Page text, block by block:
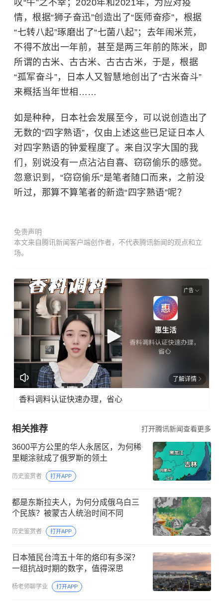
叹“牛”之不幸；2020年和2021年，为应对疫
情，根据“狮子奋迅”创造出了“医师奋疹”，根据
“七转八起”琢磨出了“七菌八起”；去年闹米荒，
不得不放出一年前，甚至是两三年前的陈米，即
所谓的古米、古古米、古古古米，于是，根据
“孤军奋斗”，日本人又智慧地创出了“古米奋斗”
来概括当年世相……
如是种种，日本社会发展至今，可以说创造出了
无数的“四字熟语”，仅由上述这些已足证日本人
对四字熟语的钟爱程度了。来自汉字大国的我
们，别说没有一点沾沾自喜、窃窃偷乐的感觉。
忽意识到，“窃窃偷乐”是笔者随口而来，之前没
听过，那算不算笔者的新造“四字熟语”呢？
免责声明
本文来自腾讯新闻客户端创作者，不代表腾讯新闻的观点和立
场。
广告
了解详情
香料调料认证快速办理，省心
相关推荐 打开腾讯新闻查看更多
3600平方公里的华人永居区，为何稀
里糊涂就成了俄罗斯的领土
历史鉴赏者 打开APP
都是东斯拉夫人，为何分成俄乌白三
个民族？被蒙古人统治时间不同
历史鉴赏者 打开APP
日本殖民台湾五十年的烙印有多深？
一组抗战时期的数字，值得深思
杨老师聊学业 打开APP